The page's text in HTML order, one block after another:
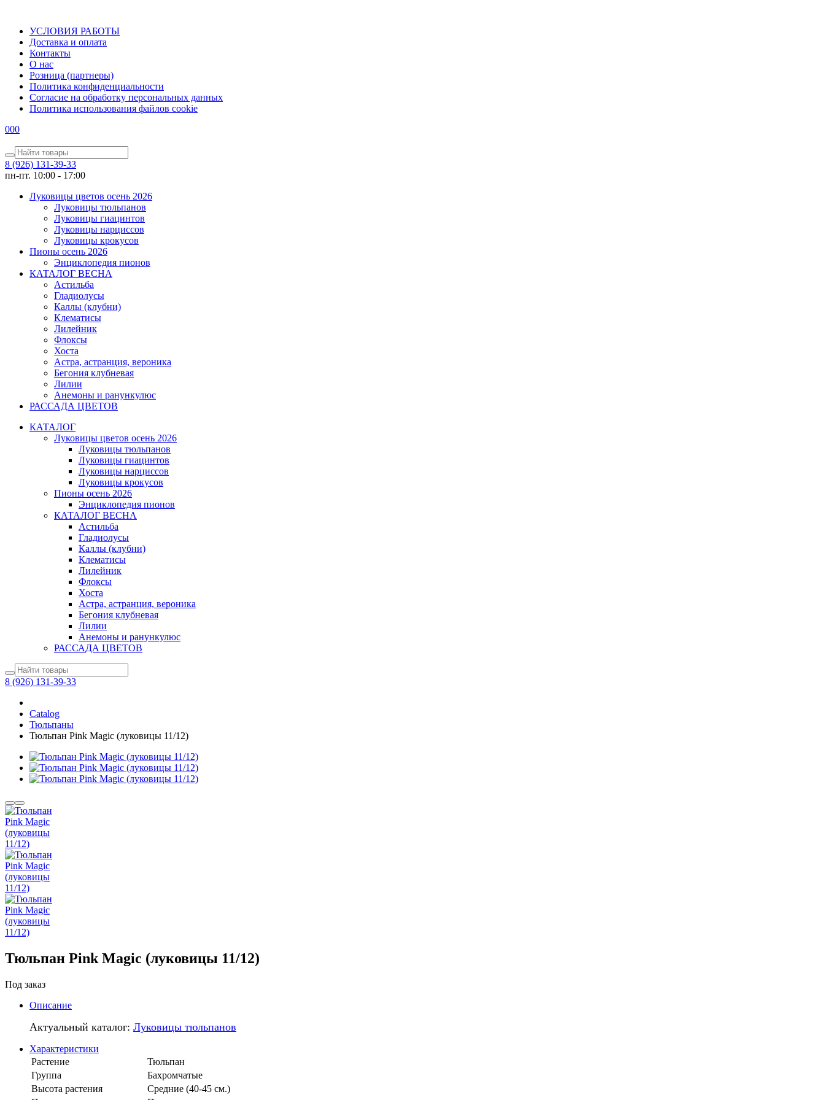
УСЛОВИЯ РАБОТЫ
Доставка и оплата
Контакты
О наc
Розница (партнеры)
Политика конфиденциальности
Согласие на обработку персональных данных
Политика использования файлов сookie
000
8 (926) 131-39-33
пн-пт. 10:00 - 17:00
Луковицы цветов осень 2026
Луковицы тюльпанов
Луковицы гиацинтов
Луковицы нарциссов
Луковицы крокусов
Пионы осень 2026
Энциклопедия пионов
КАТАЛОГ ВЕСНА
Астильба
Гладиолусы
Каллы (клубни)
Клематисы
Лилейник
Флоксы
Хоста
Астра, астранция, вероника
Бегония клубневая
Лилии
Анемоны и ранункулюс
РАССАДА ЦВЕТОВ
КАТАЛОГ
Луковицы цветов осень 2026
Луковицы тюльпанов
Луковицы гиацинтов
Луковицы нарциссов
Луковицы крокусов
Пионы осень 2026
Энциклопедия пионов
КАТАЛОГ ВЕСНА
Астильба
Гладиолусы
Каллы (клубни)
Клематисы
Лилейник
Флоксы
Хоста
Астра, астранция, вероника
Бегония клубневая
Лилии
Анемоны и ранункулюс
РАССАДА ЦВЕТОВ
8 (926) 131-39-33
Catalog
Тюльпаны
Тюльпан Pink Magic (луковицы 11/12)
Тюльпан Pink Magic (луковицы 11/12)
Под заказ
Описание
Актуальный каталог: Луковицы тюльпанов
Характеристики
Растение
Тюльпан
Группа
Бахромчатые
Высота растения
Средние (40-45 см.)